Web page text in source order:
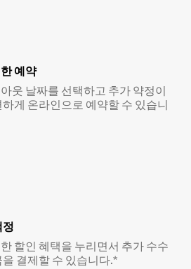
예약
웃 날짜를 선택하고 추가 약정이
게 온라인으로 예약할 수 있습니
정
할인 혜택을 누리면서 추가 수수
결제할 수 있습니다.*